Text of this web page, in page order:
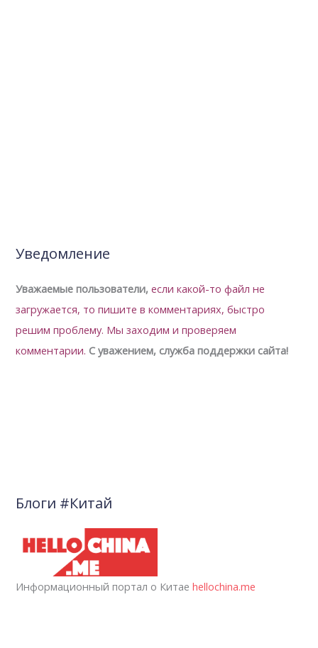
Уведомление
Уважаемые пользователи, если какой-то файл не
загружается, то пишите в комментариях, быстро
решим проблему. Мы заходим и проверяем
комментарии. С уважением, служба поддержки сайта!
Блоги #Китай
Информационный портал о Китаеhellochina.me